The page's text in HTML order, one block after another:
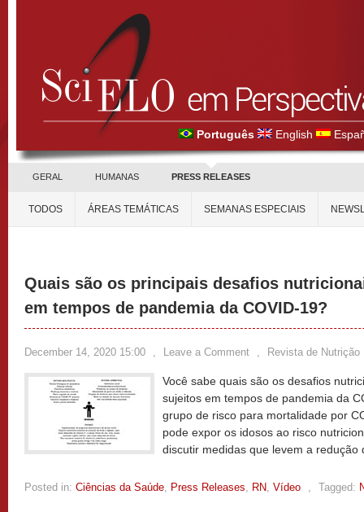
Português English
GERAL HUMANAS PRESS RELEASES
TODOS ÁREAS TEMÁTICAS SEMANAS ESPECIAIS
Quais são os principais desafios
em tempos de pandemia da COVID-19?
December 14, 2020 15:00 , Leave a Comment , Revista de Nutrição
Você sabe quais são os desafios
sujeitos em tempos de pandemia da
grupo de risco para mortalidade por
pode expor os idosos ao risco
discutir medidas que levem a
Posted in: Ciências da Saúde, Press Releases, RN, Vídeo , Tagged: